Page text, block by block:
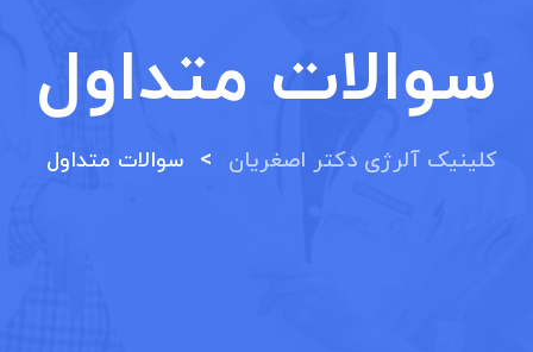
سوالات متداول
کلینیک آلرژی دکتر اصغریان > سوالات متداول